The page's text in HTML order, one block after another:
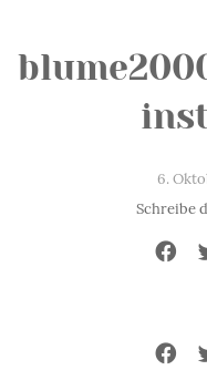
6.
Schreibe